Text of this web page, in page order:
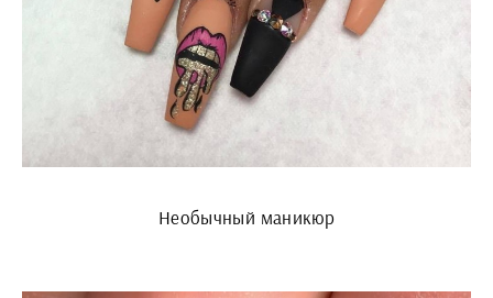
Необычный маникюр